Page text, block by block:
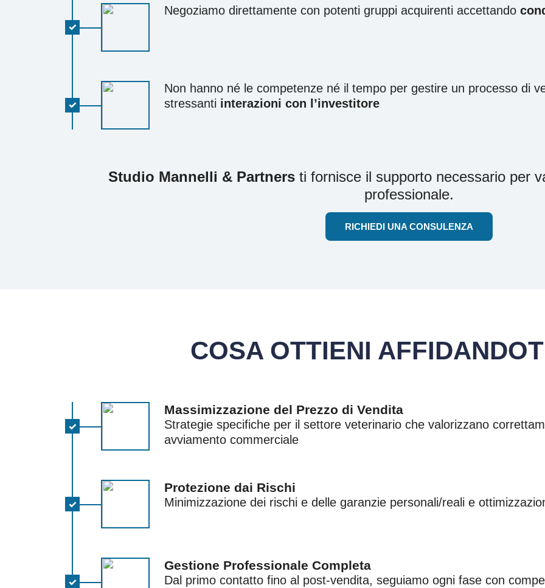
Negoziamo direttamente con potenti gruppi acquirenti accettando
Non hanno né le competenze né il tempo per gestire un processo di
stressanti interazioni con l’investitore
Studio Mannelli & Partnersti fornisce il supporto necessario per
professionale.
RICHIEDI UNA CONSULENZA
COSA OTTIENI
Massimizzazione del Prezzo di Vendita
Strategie specifiche per il settore veterinario che valorizzano
avviamento commerciale
Protezione dai Rischi
Minimizzazione dei rischi e delle garanzie personali/reali e
Gestione Professionale Completa
Dal primo contatto fino al post-vendita, seguiamo ogni fase con